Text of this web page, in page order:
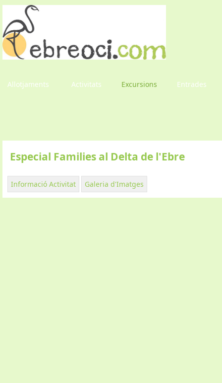
Allotjaments Activitats Excursions Entrades
Especial Families al Delta de l'Ebre
Informació Activitat Galeria d'Imatges